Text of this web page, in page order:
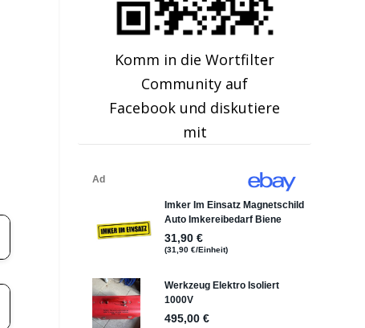
Komm in die Wortfilter
Community auf
Facebook und diskutiere
mit